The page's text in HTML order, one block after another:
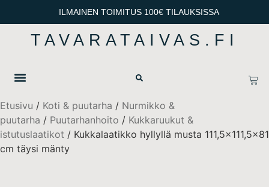
ILMAINEN TOIMITUS 100€ TILAUKSISSA
TAVARATAIVAS.FI
Etusivu / Koti & puutarha / Nurmikko &
puutarha / Puutarhanhoito / Kukkaruukut &
istutuslaatikot / Kukkalaatikko hyllyllä musta 111,5×111,5×81
cm täysi mänty